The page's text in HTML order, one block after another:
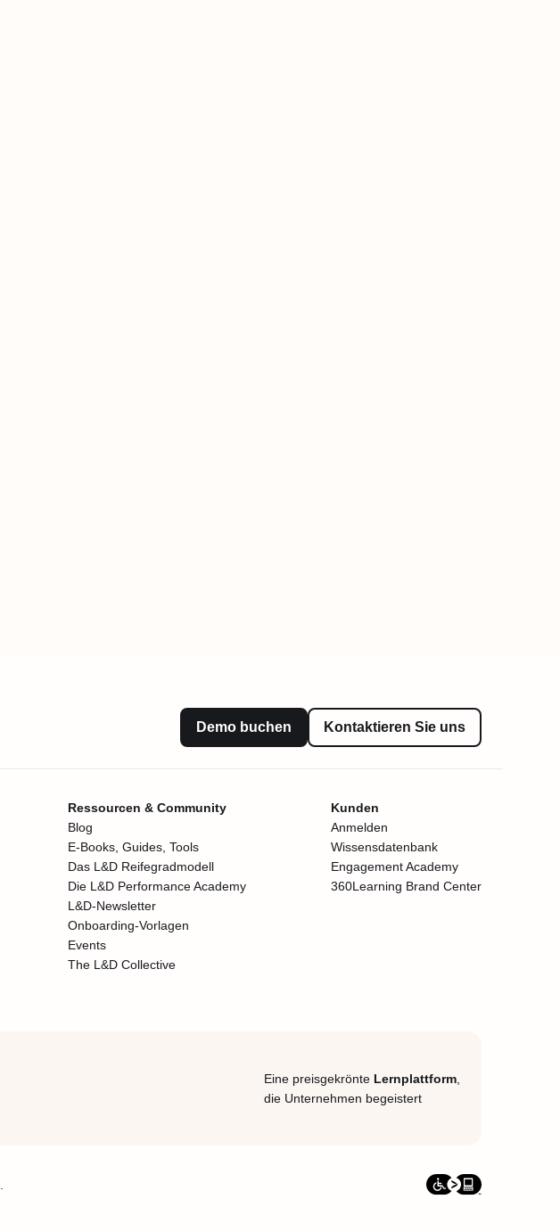
Demo buchen Kontaktieren Sie uns
Ressourcen & Community
Blog
E-Books, Guides, Tools
Das L&D Reifegradmodell
Die L&D Performance Academy
L&D-Newsletter
Onboarding-Vorlagen
Events
The L&D Collective
Kunden
Anmelden
Wissensdatenbank
Engagement Academy
360Learning Brand Center
Eine preisgekrönte Lernplattform
die Unternehmen begeistert